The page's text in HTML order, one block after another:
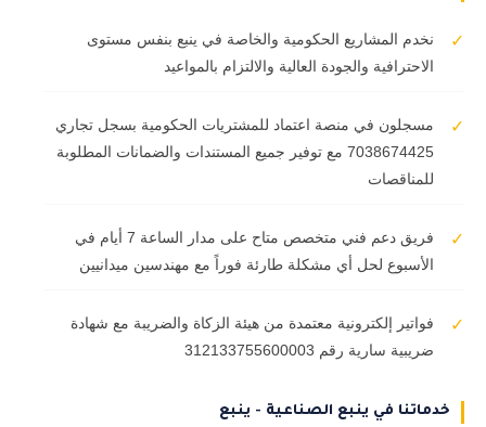
✓
نخدم المشاريع الحكومية والخاصة في ينبع بنفس مستوى
الاحترافية والجودة العالية والالتزام بالمواعيد
✓
مسجلون في منصة اعتماد للمشتريات الحكومية بسجل تجاري
7038674425 مع توفير جميع المستندات والضمانات المطلوبة
للمناقصات
✓
فريق دعم فني متخصص متاح على مدار الساعة 7 أيام في
الأسبوع لحل أي مشكلة طارئة فوراً مع مهندسين ميدانيين
✓
فواتير إلكترونية معتمدة من هيئة الزكاة والضريبة مع شهادة
ضريبية سارية رقم 312133755600003
خدماتنا في ينبع الصناعية - ينبع